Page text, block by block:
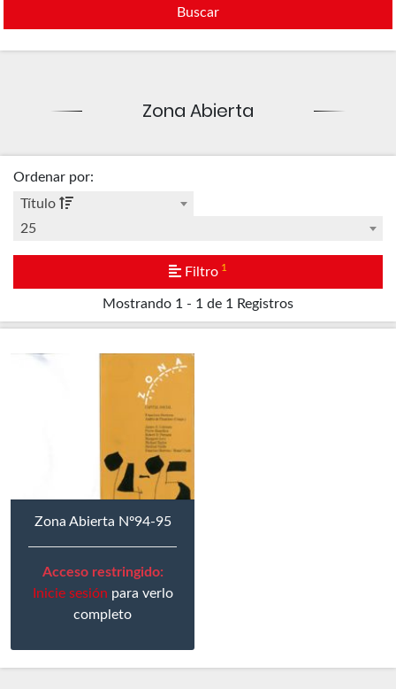
Buscar
Zona Abierta
Mostrando 1 - 1 de 1 Registros
Ordenar por:
Título
25
Filtro 1
Zona Abierta Nº94-95
Acceso restringido:
Inicie sesión para verlo
completo